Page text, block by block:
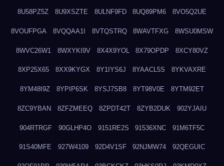
8U58PZ5Z 8U9XSZTE 8ULNF9FD 8UQ89PM6 8VO5Q2UE
8VOUFPGA 8VQQAA1I 8VTQSTRQ 8WAVTFXG 8WSU0MSW
8WVC26W1 8WXYKI9V 8X4X9YOL 8X79OPDP 8XCY80VZ
8XP25X65 8XX9KYGX 8Y1IYS6J 8YAACL5S 8YKVAXRE
8YM48I9Z 8YPIP6SK 8YSJ7SB8 8YT98V0E 8YTM92ET
8ZC9YBAN 8ZFZMEEQ 8ZPDT42T 8ZYB2DUK 902YJAIU
904RTRGF 90GLHP4O 9151RE2S 91536XNC 91M6TF5C
91S40MFE 927W4109 92D4V1SF 92NJMW74 92QEGUIC